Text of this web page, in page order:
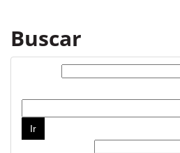
Buscar